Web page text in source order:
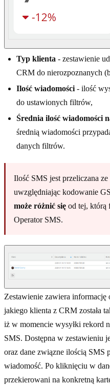
Typ klienta - zestawienie
CRM do nierozpoznanych
Ilość wiadomości - ilość
do ustawionych filtrów,
Średnia ilość wiadomości
średnią wiadomości
danych filtrów.
Ilość SMS jest przeliczana
uwzględniając kodowanie
może różnić się od tej, którą
Operator SMS.
Zestawienie zawiera informację
jakiego klienta z CRM została
iż w momencie wysyłki rekord
SMS. Dostępna w zestawieniu
oraz dane związne ilością SMS
wiadomość. Po kliknięciu w
przekierowani na konkretną